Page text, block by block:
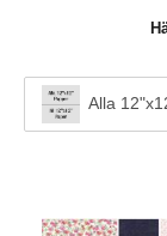
Alla